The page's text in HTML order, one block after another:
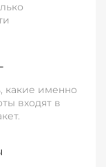
какие именно
входят в